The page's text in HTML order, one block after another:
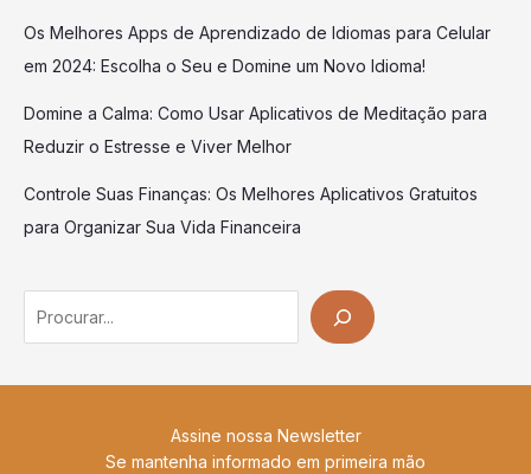
Os Melhores Apps de Aprendizado de Idiomas para Celular
em 2024: Escolha o Seu e Domine um Novo Idioma!
Domine a Calma: Como Usar Aplicativos de Meditação para
Reduzir o Estresse e Viver Melhor
Controle Suas Finanças: Os Melhores Aplicativos Gratuitos
para Organizar Sua Vida Financeira
Assine nossa Newsletter
Se mantenha informado em primeira mão